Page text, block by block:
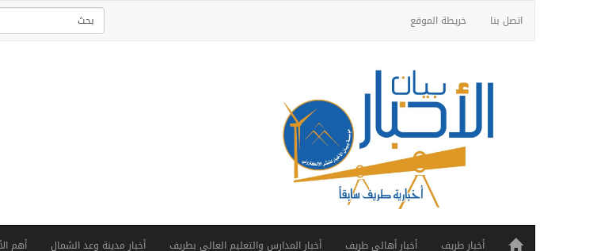
اتصل بنا خريطة الموقع
أخبار طريف أخبار أهالي طريف أخبار المدارس والتعليم العالي بطريف أخبار مدينة وعد الشمال أهم